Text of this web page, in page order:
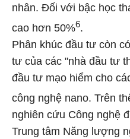
nhân. Đối với bậc học
cao hơn 50%6.
Phân khúc đầu tư còn
tư của các "nhà đầu tư
đầu tư mạo hiểm cho
công nghệ nano. Trên
nghiên cứu Công nghệ
Trung tâm Năng lượng